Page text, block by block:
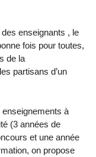
enseignants , le
fois pour toutes,
de la
partisans d’un
enseignements à
(3 années de
et une année
on propose